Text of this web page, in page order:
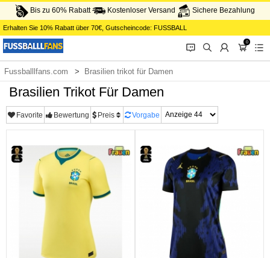
Bis zu 60% Rabatt Kostenloser Versand Sichere Bezahlung
Erhalten Sie 10% Rabatt über 70€ , Gutscheincode: FUSSBALL
󰂱 󰂨 󰃳
0
󰃦 󰃖
Fussballlfans.com Brasilien trikot für Damen
Brasilien Trikot Für Damen
Favorite Bewertung Preis Vorgabe